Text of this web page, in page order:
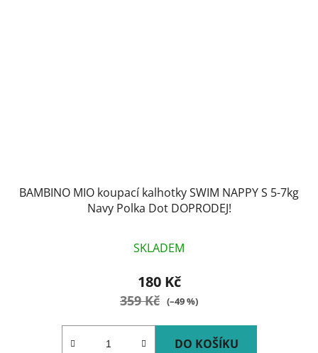
BAMBINO MIO koupací kalhotky SWIM NAPPY S 5-7kg
Navy Polka Dot DOPRODEJ!
SKLADEM
180 Kč
359 Kč (–49 %)
DO KOŠÍKU